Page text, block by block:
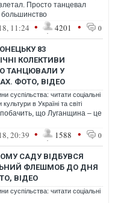
Просто танцевал
большинство
— мягко говоря, не очень
11:24 • 4201 • 0
83
КОЛЕКТИВИ
ТАНЦЮВАЛИ У
ФОТО, ВІДЕО
суспільства: читати соціальні
в Україні та світі
побачить, що Луганщина – це
20:39 • 1588 • 0
САДУ ВІДБУВСЯ
ФЛЕШМОБ ДО ДНЯ
ВІДЕО
суспільства: читати соціальні